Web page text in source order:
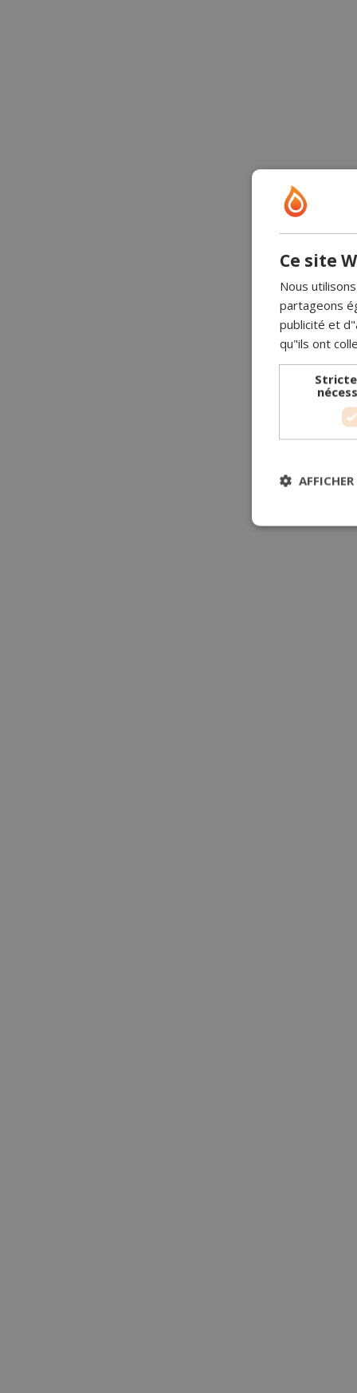
Ce site
Nous
partageons
publicité et
qu"ils ont